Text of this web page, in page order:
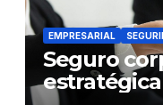
EMPRESARIAL
Seguro